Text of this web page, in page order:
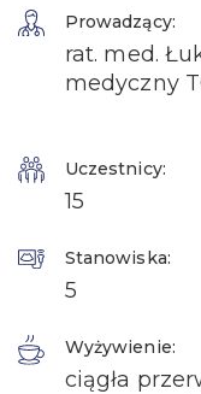
Prowadzący:
rat. med.
medyczny
Uczestnicy:
15
Stanowiska:
5
Wyżywienie:
ciągła